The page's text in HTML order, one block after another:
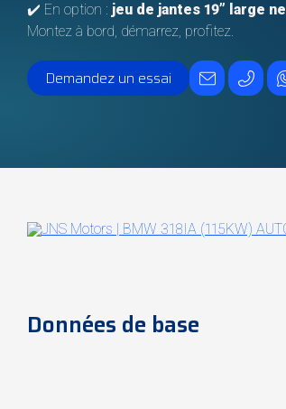
✔️ En option : jeu de jantes 19” large
Montez à bord, démarrez, profitez.
Demandez un essai
Données de base